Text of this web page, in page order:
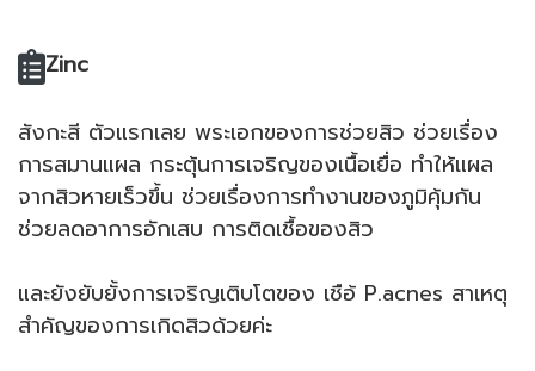
Zinc
สังกะสี ตัวแรกเลย พระเอกของการช่วยสิว ช่วยเรื่อง
การสมานแผล กระตุ้นการเจริญของเนื้อเยื่อ ทำให้แผล
จากสิวหายเร็วขึ้น ช่วยเรื่องการทำงานของภูมิคุ้มกัน
ช่วยลดอาการอักเสบ การติดเชื้อของสิว
และยังยับยั้งการเจริญเติบโตของ เชือ้ P.acnes สาเหตุ
สำคัญของการเกิดสิวด้วยค่ะ